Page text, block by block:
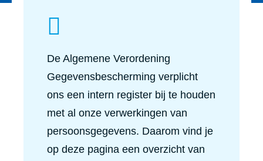
De Algemene Verordening
Gegevensbescherming verplicht
ons een intern register bij te houden
met al onze verwerkingen van
persoonsgegevens. Daarom vind je
op deze pagina een overzicht van